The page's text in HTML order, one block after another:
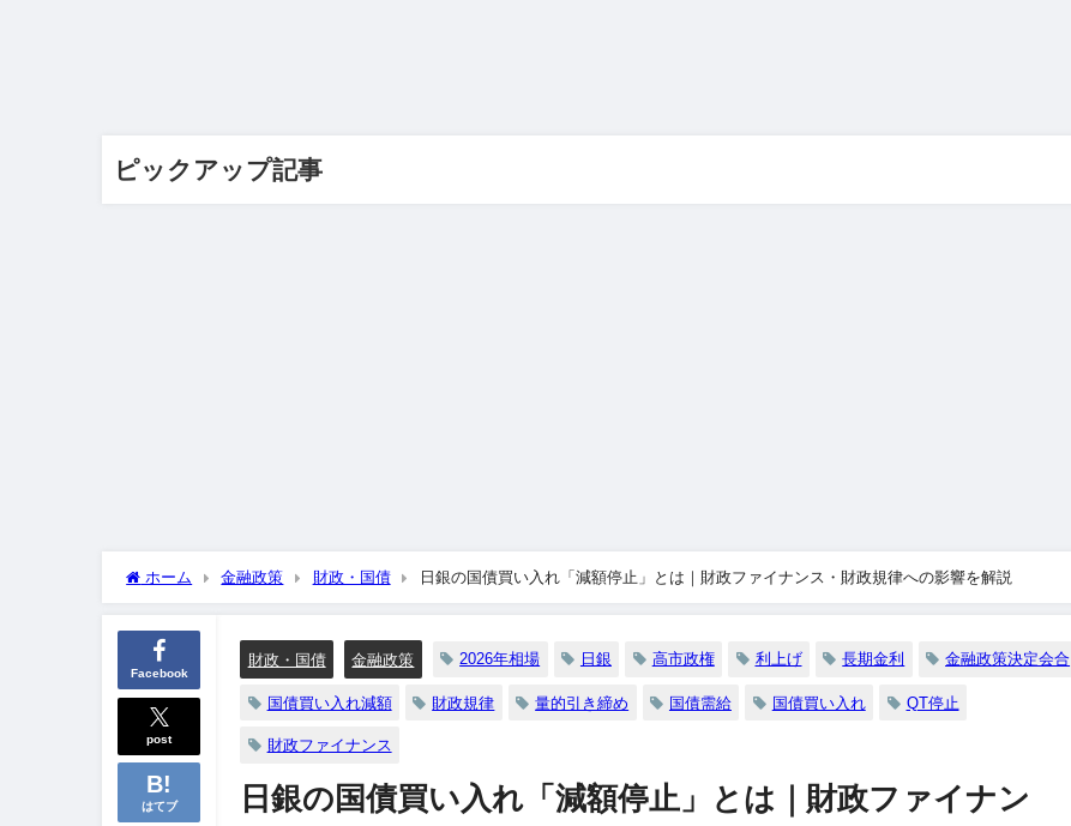
ピックアップ記事
ホーム 金融政策 財政・国債 日銀の国債買い入れ「減額停止」とは｜財政ファイナンス・財政規律への影響を解説
Facebook
post
はてブ
財政・国債 金融政策 2026年相場 日銀 高市政権 利上げ 長期金利 金融政策決定会合
国債買い入れ減額 財政規律 量的引き締め 国債需給 国債買い入れ QT停止
財政ファイナンス
日銀の国債買い入れ「減額停止」とは｜財政ファイナン